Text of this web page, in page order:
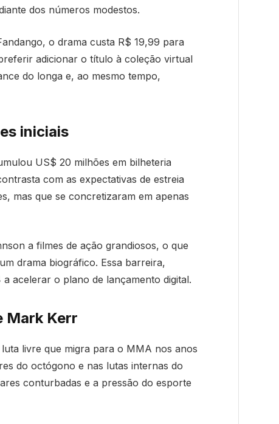
dos números modestos.
o drama custa R$ 19,99 para
adicionar o título à coleção virtual
do longa e, ao mesmo tempo,
iniciais
US$ 20 milhões em bilheteria
com as expectativas de estreia
mas que se concretizaram em apenas
a filmes de ação grandiosos, o que
drama biográfico. Essa barreira,
acelerar o plano de lançamento digital.
Mark Kerr
livre que migra para o MMA nos anos
do octógono e nas lutas internas do
conturbadas e a pressão do esporte